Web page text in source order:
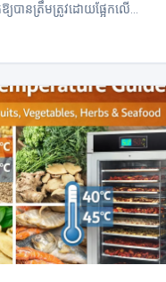
បានត្រឹមត្រូវដោយផ្អែកលើ